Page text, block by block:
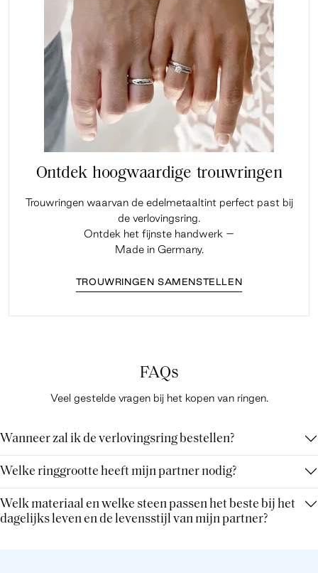
Ontdek hoogwaardige trouwringen
Trouwringen waarvan de edelmetaaltint perfect past bij
de verlovingsring.
Ontdek het fijnste handwerk –
Made in Germany.
TROUWRINGEN SAMENSTELLEN
FAQs
Veel gestelde vragen bij het kopen van ringen.
Wanneer zal ik de verlovingsring bestellen?
Welke ringgrootte heeft mijn partner nodig?
Welk materiaal en welke steen passen het beste bij het
dagelijks leven en de levensstijl van mijn partner?